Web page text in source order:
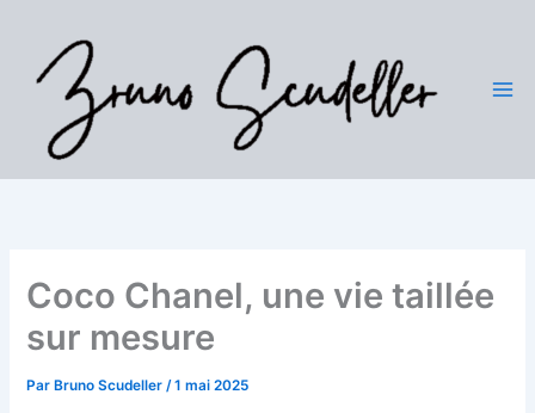
contenu
Coco Chanel, une vie taillée
sur mesure
Par Bruno Scudeller/1 mai 2025